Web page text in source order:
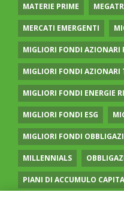
MATERIE PRIME
MERCATI EMERGENTI
MIGLIORI FONDI AZIONARI
MIGLIORI FONDI AZIONARI
MIGLIORI FONDI ENERGIE
MIGLIORI FONDI ESG
MIGLIORI FONDI
MILLENNIALS
PIANI DI ACCUMULO